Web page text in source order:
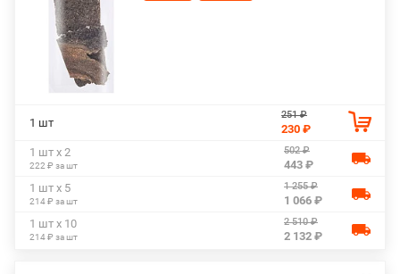
1 шт
251 ₽
230 ₽
1 шт х 2
222 ₽ за шт
502 ₽
443 ₽
1 шт х 5
214 ₽ за шт
1 255 ₽
1 066 ₽
1 шт х 10
214 ₽ за шт
2 510 ₽
2 132 ₽